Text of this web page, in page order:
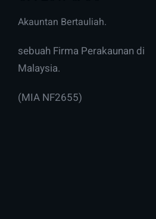
Akauntan Bertauliah.
sebuah Firma Perakaunan di
Malaysia.
(MIA NF2655)